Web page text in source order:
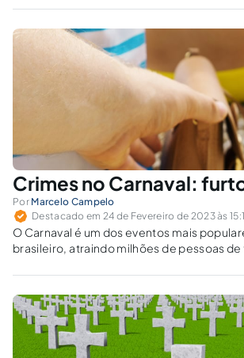
Crimes no Carnaval:
Por Marcelo Campelo
Destacado em 24 de Fevereiro de 2023 às
O Carnaval é um dos eventos mais
brasileiro, atraindo milhões de pessoas de
nas ruas, também é comum que ocorram
furtos....